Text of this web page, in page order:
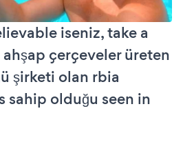
iseniz, take a
ahşap çerçeveler üreten
şirketi olan rbia
sahip olduğu seen in